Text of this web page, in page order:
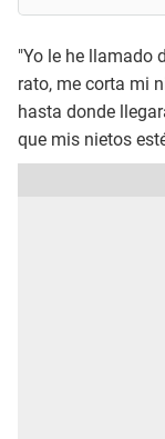
"Yo le he llamado
rato, me corta mi
hasta donde
que mis nietos